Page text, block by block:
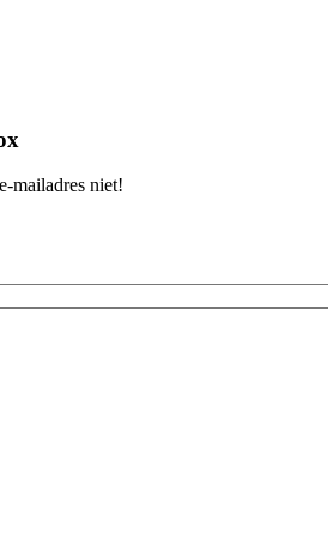
mailadres niet!